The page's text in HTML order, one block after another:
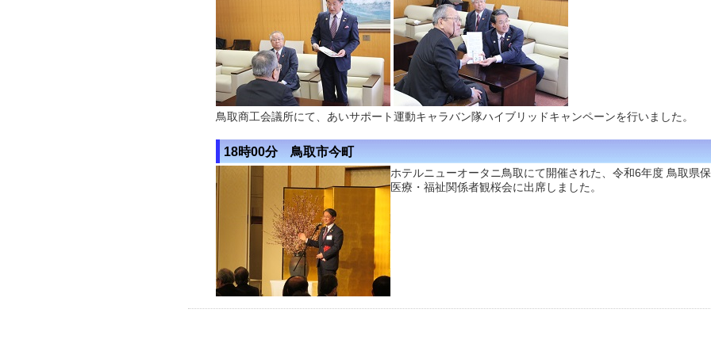
鳥取商工会議所にて、あいサポート運動キャラバン隊ハイブリッドキャンペーンを行いました。
18時00分 鳥取市今町
ホテルニューオータニ鳥取にて開催された、令和6年度 鳥取県保
医療・福祉関係者観桜会に出席しました。